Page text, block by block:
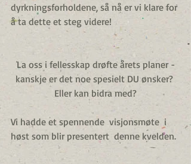
dyrkningsforholdene, så nå er vi klare for
å ta dette et steg videre!
La oss i fellesskap drøfte årets planer -
kanskje er det noe spesielt DU ønsker?
Eller kan bidra med?
Vi hadde et spennende  visjonsmøte  i
høst som blir presentert  denne kvelden.